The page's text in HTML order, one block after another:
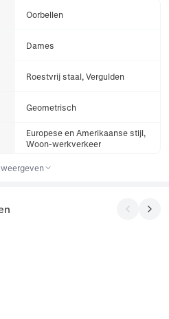
Oorbellen
Dames
Roestvrij staal, Vergulden
Geometrisch
Europese en Amerikaanse stijl,
Woon-werkverkeer